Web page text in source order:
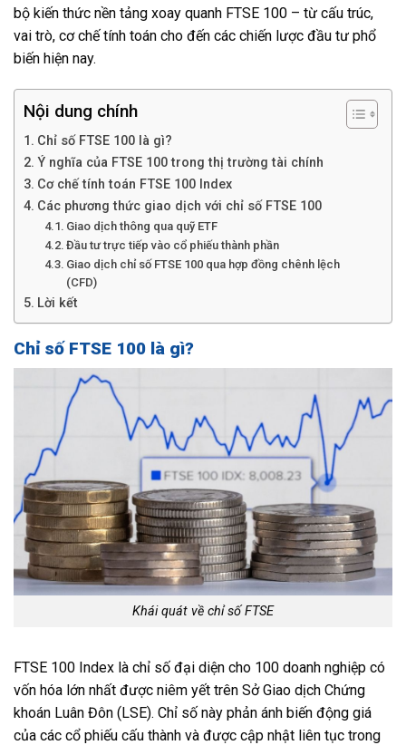
bộ kiến thức nền tảng xoay quanh FTSE 100 – từ cấu trúc,
vai trò, cơ chế tính toán cho đến các chiến lược đầu tư phổ
biến hiện nay.
Nội dung chính
Chỉ số FTSE 100 là gì?
Ý nghĩa của FTSE 100 trong thị trường tài chính
Cơ chế tính toán FTSE 100 Index
Các phương thức giao dịch với chỉ số FTSE 100
Giao dịch thông qua quỹ ETF
Đầu tư trực tiếp vào cổ phiếu thành phần
Giao dịch chỉ số FTSE 100 qua hợp đồng chênh lệch
(CFD)
Lời kết
Chỉ số FTSE 100 là gì?
Khái quát về chỉ số FTSE
FTSE 100 Index là chỉ số đại diện cho 100 doanh nghiệp có
vốn hóa lớn nhất được niêm yết trên Sở Giao dịch Chứng
khoán Luân Đôn (LSE). Chỉ số này phản ánh biến động giá
của các cổ phiếu cấu thành và được cập nhật liên tục trong